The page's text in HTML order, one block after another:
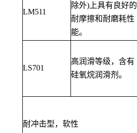
LM511
除外)上具有良好的
耐摩擦和耐磨耗性
能。
LS701
高润滑等级，含有
硅氧烷润滑剂。
耐冲击型，软性